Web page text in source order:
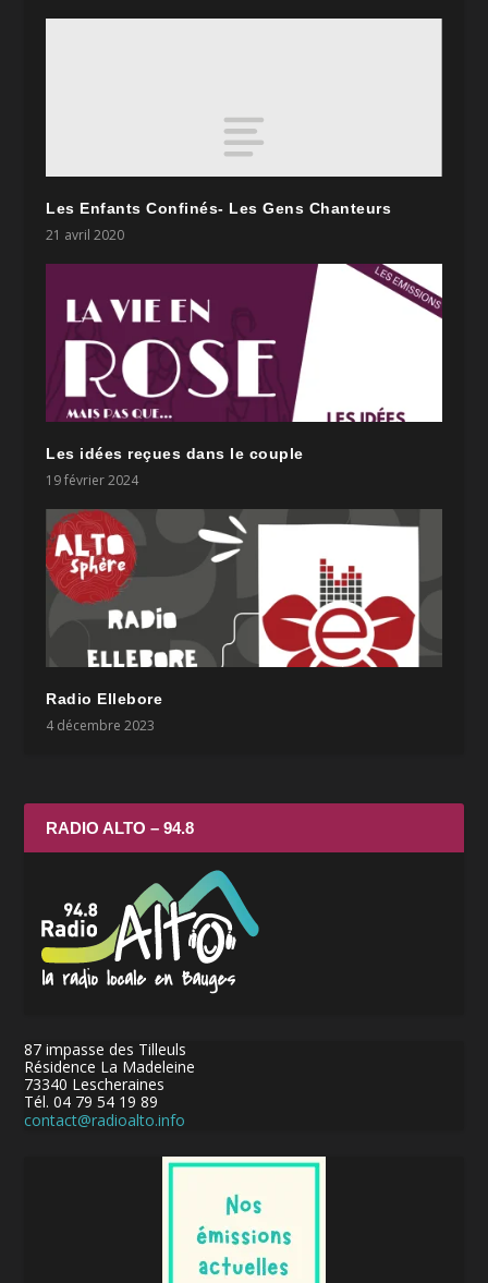
Les Enfants Confinés- Les Gens Chanteurs
21 avril 2020
Les idées reçues dans le couple
19 février 2024
Radio Ellebore
4 décembre 2023
RADIO ALTO – 94.8
87 impasse des Tilleuls
Résidence La Madeleine
73340 Lescheraines
Tél. 04 79 54 19 89
contact@radioalto.info